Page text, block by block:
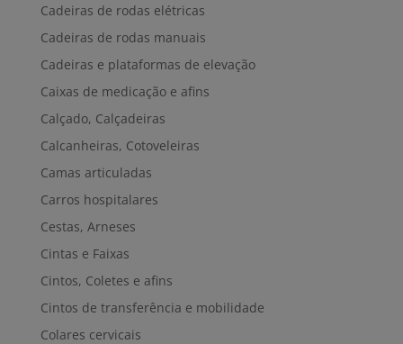
Cadeiras de rodas elétricas
Cadeiras de rodas manuais
Cadeiras e plataformas de elevação
Caixas de medicação e afins
Calçado, Calçadeiras
Calcanheiras, Cotoveleiras
Camas articuladas
Carros hospitalares
Cestas, Arneses
Cintas e Faixas
Cintos, Coletes e afins
Cintos de transferência e mobilidade
Colares cervicais